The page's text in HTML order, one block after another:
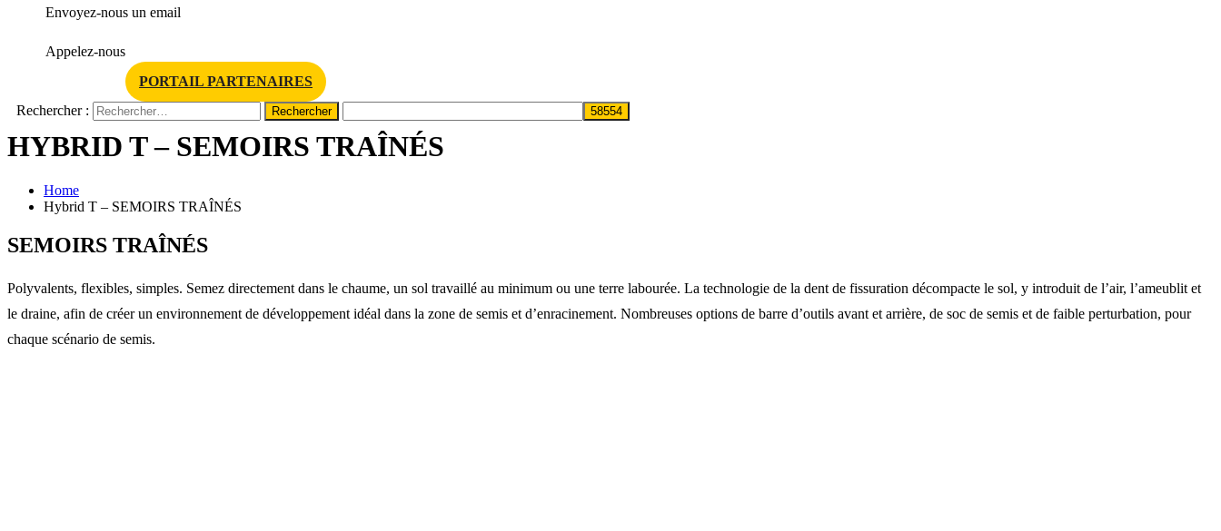
Envoyez-nous un email
Appelez-nous
PORTAIL PARTENAIRES
Rechercher :
HYBRID T – SEMOIRS TRAÎNÉS
Home
Hybrid T – SEMOIRS TRAÎNÉS
SEMOIRS TRAÎNÉS
Polyvalents, flexibles, simples. Semez directement dans le chaume, un sol travaillé au minimum ou une terre labourée. La technologie de la dent de fissuration décompacte le sol, y introduit de l’air, l’ameublit et
le draine, afin de créer un environnement de développement idéal dans la zone de semis et d’enracinement. Nombreuses options de barre d’outils avant et arrière, de soc de semis et de faible perturbation, pour
chaque scénario de semis.